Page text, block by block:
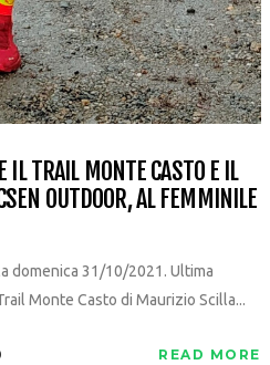
IL TRAIL MONTE CASTO E IL
OUTDOOR, AL FEMMINILE
domenica 31/10/2021. Ultima
Monte Casto di Maurizio Scilla...
READ MORE